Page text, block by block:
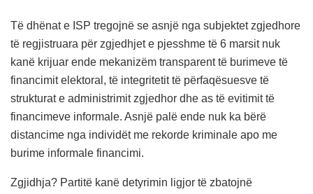
Të dhënat e ISP tregojnë se asnjë nga subjektet zgjedhore
të regjistruara për zgjedhjet e pjesshme të 6 marsit nuk
kanë krijuar ende mekanizëm transparent të burimeve të
financimit elektoral, të integritetit të përfaqësuesve të
strukturat e administrimit zgjedhor dhe as të evitimit të
financimeve informale. Asnjë palë ende nuk ka bërë
distancime nga individët me rekorde kriminale apo me
burime informale financimi.
Zgjidhja? Partitë kanë detyrimin ligjor të zbatojnë